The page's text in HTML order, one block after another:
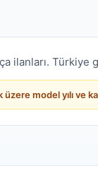
ilanları. Türkiye
model yılı ve